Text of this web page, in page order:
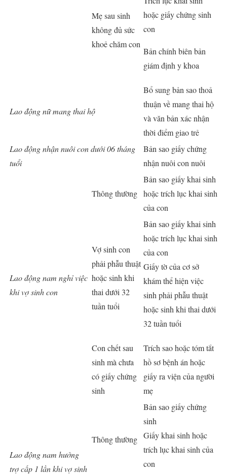
Mẹ sau sinh
không đủ sức
khoẻ chăm con
hoặc giấy chứng sinh
con
Bản chính biên bản
giám định y khoa
Lao động nữ mang thai hộ
Bổ sung bản sao thoả
thuận về mang thai hộ
và văn bản xác nhận
thời điểm giao trẻ
Lao động nhận nuôi con dưới 06 tháng
tuổi
Bản sao giấy chứng
nhận nuôi con nuôi
Lao động nam nghỉ việc
khi vợ sinh con
Thông thường
Bản sao giấy khai sinh
hoặc trích lục khai sinh
của con
Vợ sinh con
phải phẫu thuật
hoặc sinh khi
thai dưới 32
tuần tuổi
Bản sao giấy khai sinh
hoặc trích lục khai sinh
của con
Giấy tờ của cơ sở
khám thể hiện việc
sinh phải phẫu thuật
hoặc sinh khi thai dưới
32 tuần tuổi
Con chết sau
sinh mà chưa
có giấy chứng
sinh
Trích sao hoặc tóm tắt
hồ sơ bệnh án hoặc
giấy ra viện của người
mẹ
Lao động nam hưởng
trợ cấp 1 lần khi vợ sinh
Thông thường
Bản sao giấy chứng
sinh
Giấy khai sinh hoặc
trích lục khai sinh của
con